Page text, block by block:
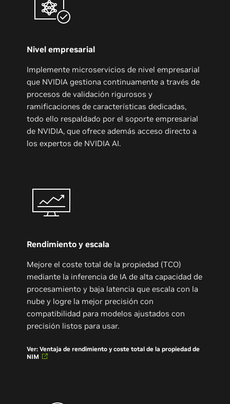
Nivel empresarial
Implemente microservicios de nivel empresarial
que NVIDIA gestiona continuamente a través de
procesos de validación rigurosos y
ramificaciones de características dedicadas,
todo ello respaldado por el soporte empresarial
de NVIDIA, que ofrece además acceso directo a
los expertos de NVIDIA AI.
Rendimiento y escala
Mejore el coste total de la propiedad (TCO)
mediante la inferencia de IA de alta capacidad de
procesamiento y baja latencia que escala con la
nube y logre la mejor precisión con
compatibilidad para modelos ajustados con
precisión listos para usar.
Ver: Ventaja de rendimiento y coste total de la propiedad de
NIM